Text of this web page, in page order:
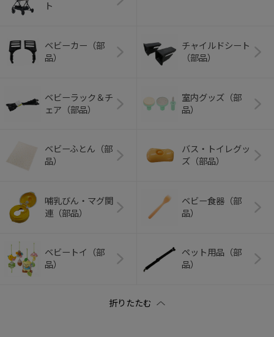
ト
ベビーカー（部
品）
チャイルドシート
（部品）
ベビーラック＆チ
ェア（部品）
室内グッズ（部
品）
ベビーふとん（部
品）
バス・トイレグッ
ズ（部品）
哺乳びん・マグ関
連（部品）
ベビー食器（部
品）
ベビートイ（部
品）
ペット用品（部
品）